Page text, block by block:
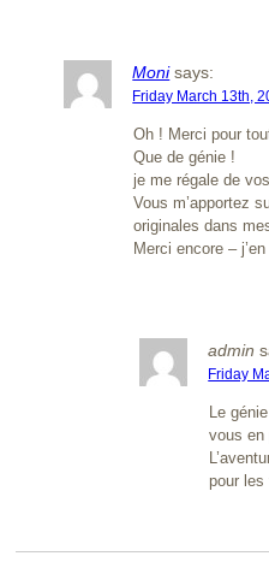
Moni says:
Friday March 13th,
Oh ! Merci pour
Que de génie !
je me régale de
Vous m’apportez
originales dans
Merci encore –
admin
Friday
Le
vous en
pour les